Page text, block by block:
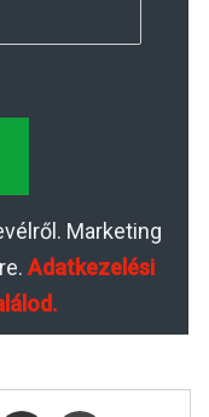
Marketing
Adatkezelési